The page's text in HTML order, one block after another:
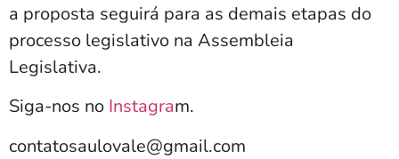
a proposta seguirá para as demais etapas do
processo legislativo na Assembleia
Legislativa.
Siga-nos no Instagram.
contatosaulovale@gmail.com